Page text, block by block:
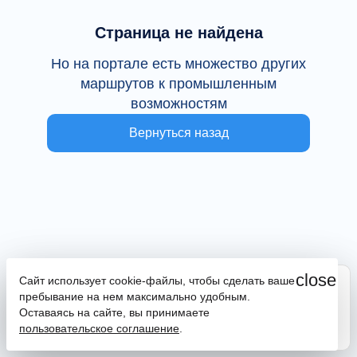
Страница не найдена
Но на портале есть множество других
маршрутов к промышленным
возможностям
Вернуться назад
close
Сайт использует cookie-файлы, чтобы сделать ваше
пребывание на нем максимально удобным.
Оставаясь на сайте, вы принимаете
пользовательское соглашение
Сайт находится в тестовой эксплуатации
В случае наличия ошибок или замечаний просим
сообщить на почтуpromportal@frpkk.ru
написать нам в чатилизаказать обратный звонок